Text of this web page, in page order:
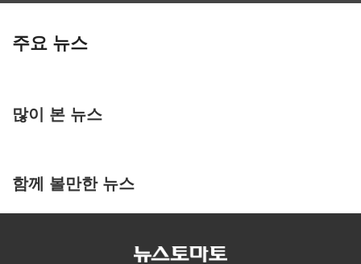
주요 뉴스
많이 본 뉴스
함께 볼만한 뉴스